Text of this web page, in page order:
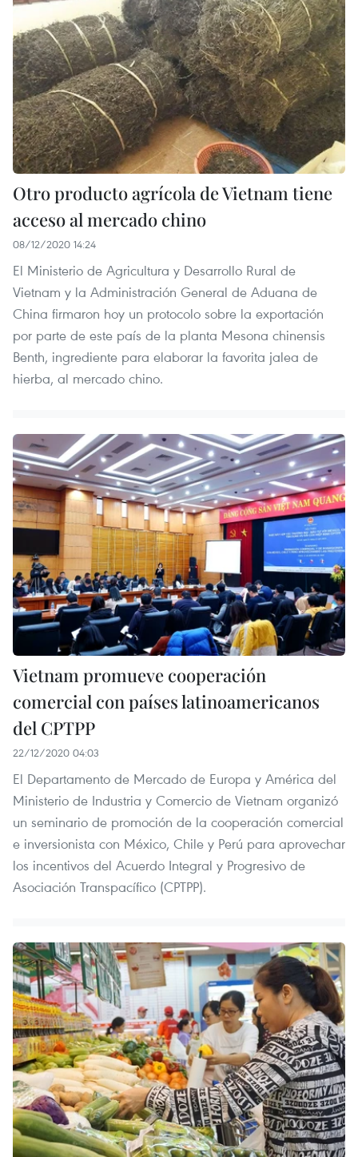
Otro producto agrícola de Vietnam tiene
acceso al mercado chino
08/12/2020 14:24
El Ministerio de Agricultura y Desarrollo Rural de
Vietnam y la Administración General de Aduana de
China firmaron hoy un protocolo sobre la exportación
por parte de este país de la planta Mesona chinensis
Benth, ingrediente para elaborar la favorita jalea de
hierba, al mercado chino.
Vietnam promueve cooperación
comercial con países latinoamericanos
del CPTPP
22/12/2020 04:03
El Departamento de Mercado de Europa y América del
Ministerio de Industria y Comercio de Vietnam organizó
un seminario de promoción de la cooperación comercial
e inversionista con México, Chile y Perú para aprovechar
los incentivos del Acuerdo Integral y Progresivo de
Asociación Transpacífico (CPTPP).